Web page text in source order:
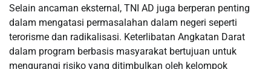
Selain ancaman eksternal, TNI AD juga berperan penting
dalam mengatasi permasalahan dalam negeri seperti
terorisme dan radikalisasi. Keterlibatan Angkatan Darat
dalam program berbasis masyarakat bertujuan untuk
mengurangi risiko yang ditimbulkan oleh kelompok